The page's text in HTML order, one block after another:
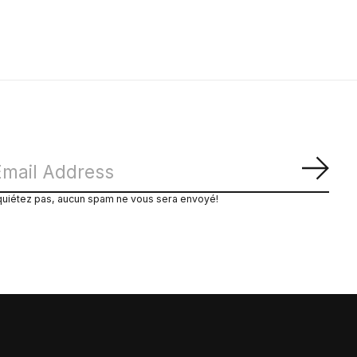
pas, aucun spam ne vous sera envoyé!